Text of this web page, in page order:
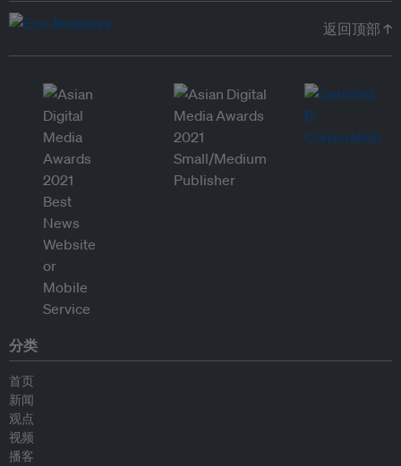
返回顶部 ↑
分类
首页
新闻
观点
视频
播客